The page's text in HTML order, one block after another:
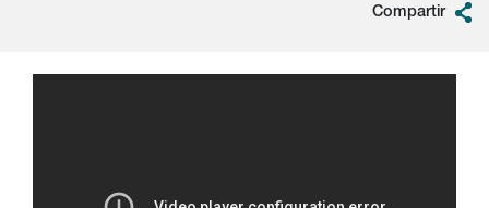
Compartir